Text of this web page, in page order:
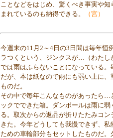
ことなどをはじめ、驚くべき事実や
まれているのも納得できる。
（宮）
今週末の11月2～4日の3日間は毎年恒
ラつくという、ジンクスが…（わたし
では雨はふらないことになっている
だが、本は紙なので雨にも弱い上に
ものだ。
その中で毎年こんなものがあったら…
ックでできた箱。ダンボールは雨に
る。取次からの返品が折りたたみコ
きた。今年どうしても我慢できず、
ための車輪部分もセットしたものだ